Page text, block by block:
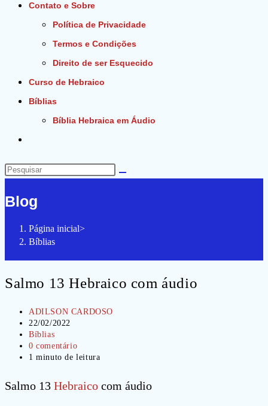
Contato e Sobre
Política de Privacidade
Termos e Condições
Direito de ser Esquecido
Curso de Hebraico
Bíblias
Bíblia Hebraica em Áudio
do
site
Pesquisar
site
Blog
Página inicial>
Bíblias
Salmo 13 Hebraico com áudio
Autor
do
post:
ADILSON CARDOSO
Post
publicado:
22/02/2022
Categoria
do
post:
Bíblias
Comentários
do
0 comentário
Tempo
1 minuto de leitura
Salmo 13 Hebraico com áudio